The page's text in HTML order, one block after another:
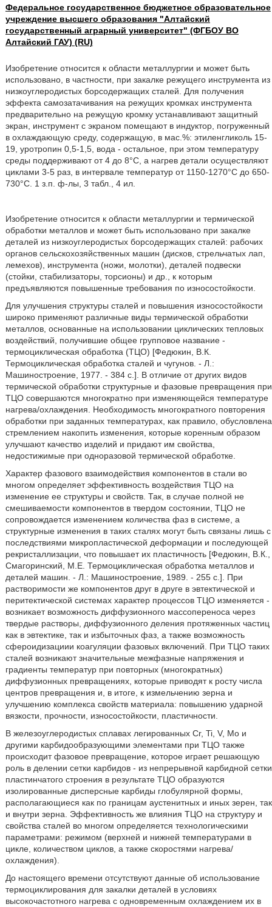
Федеральное государственное бюджетное образовательное
учреждение высшего образования "Алтайский
государственный аграрный университет" (ФГБОУ ВО
Алтайский ГАУ) (RU)
Изобретение относится к области металлургии и может быть
использовано, в частности, при закалке режущего инструмента из
низкоуглеродистых борсодержащих сталей. Для получения
эффекта самозатачивания на режущих кромках инструмента
предварительно на режущую кромку устанавливают защитный
экран, инструмент с экраном помещают в индуктор, погруженный
в охлаждающую среду, содержащую, в мас.%: этиленгликоль 15-
19, уротропин 0,5-1,5, вода - остальное, при этом температуру
среды поддерживают от 4 до 8°С, а нагрев детали осуществляют
циклами 3-5 раз, в интервале температур от 1150-1270°С до 650-
730°С. 1 з.п. ф-лы, 3 табл., 4 ил.
Изобретение относится к области металлургии и термической
обработки металлов и может быть использовано при закалке
деталей из низкоуглеродистых борсодержащих сталей: рабочих
органов сельскохозяйственных машин (дисков, стрельчатых лап,
лемехов), инструмента (ножи, молотки), деталей подвески
(стойки, стабилизаторы, торсионы) и др., к которым
предъявляются повышенные требования по износостойкости.
Для улучшения структуры сталей и повышения износостойкости
широко применяют различные виды термической обработки
металлов, основанные на использовании циклических тепловых
воздействий, получившие общее групповое название -
термоциклическая обработка (ТЦО) [Федюкин, В.К.
Термоциклическая обработка сталей и чугунов. - Л.:
Машиностроение, 1977. - 384 с.]. В отличие от других видов
термической обработки структурные и фазовые превращения при
ТЦО совершаются многократно при изменяющейся температуре
нагрева/охлаждения. Необходимость многократного повторения
обработки при заданных температурах, как правило, обусловлена
стремлением накопить изменения, которые коренным образом
улучшают качество изделий и придают им свойства,
недостижимые при одноразовой термической обработке.
Характер фазового взаимодействия компонентов в стали во
многом определяет эффективность воздействия ТЦО на
изменение ее структуры и свойств. Так, в случае полной не
смешиваемости компонентов в твердом состоянии, ТЦО не
сопровождается изменением количества фаз в системе, а
структурные изменения в таких сталях могут быть связаны лишь с
последствиями микропластической деформации и последующей
рекристаллизации, что повышает их пластичность [Федюкин, В.К.,
Смагоринский, М.Е. Термоциклическая обработка металлов и
деталей машин. - Л.: Машиностроение, 1989. - 255 с.]. При
растворимости же компонентов друг в друге в эвтектической и
перитектической системах характер процессов ТЦО изменяется -
возникает возможность диффузионного массопереноса через
твердые растворы, диффузионного деления протяженных частиц
как в эвтектике, так и избыточных фаз, а также возможность
сфероидизациии коагуляции фазовых включений. При ТЦО таких
сталей возникают значительные межфазные напряжения и
градиенты температур при повторных (многократных)
диффузионных превращениях, которые приводят к росту числа
центров превращения и, в итоге, к измельчению зерна и
улучшению комплекса свойств материала: повышению ударной
вязкости, прочности, износостойкости, пластичности.
В железоуглеродистых сплавах легированных Cr, Ti, V, Mo и
другими карбидообразующими элементами при ТЦО также
происходит фазовое превращение, которое играет решающую
роль в делении сетки карбидов - из непрерывной карбидной сетки
пластинчатого строения в результате ТЦО образуются
изолированные дисперсные карбиды глобулярной формы,
располагающиеся как по границам аустенитных и иных зерен, так
и внутри зерна. Эффективность же влияния ТЦО на структуру и
свойства сталей во многом определяется технологическими
параметрами: режимом (верхней и нижней температурами в
цикле, количеством циклов, а также скоростями нагрева/
охлаждения).
До настоящего времени отсутствуют данные об использование
термоциклирования для закалки деталей в условиях
высокочастотного нагрева с одновременным охлаждением их в